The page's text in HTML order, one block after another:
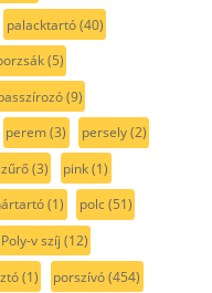
palacktartó(40)
(5)
(9)
perem(3) persely(2)
(3) pink(1)
(1) polc(51)
Poly-v szíj (12)
(1) porszívó(454)